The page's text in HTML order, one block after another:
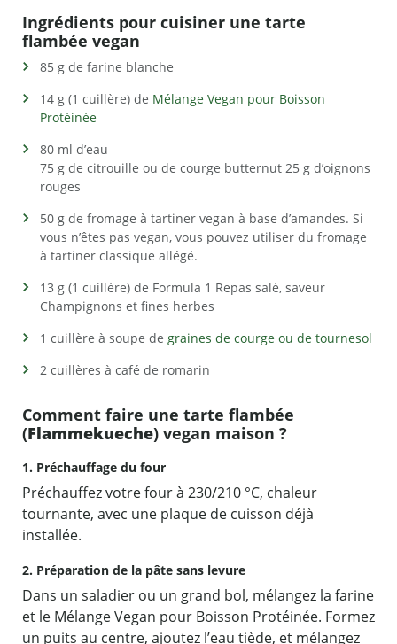
Ingrédients pour cuisiner une tarte
flambée vegan
85 g de farine blanche
14 g (1 cuillère) de Mélange Vegan pour Boisson
Protéinée
80 ml d’eau
75 g de citrouille ou de courge butternut 25 g d’oignons
rouges
50 g de fromage à tartiner vegan à base d’amandes. Si
vous n’êtes pas vegan, vous pouvez utiliser du fromage
à tartiner classique allégé.
13 g (1 cuillère) de Formula 1 Repas salé, saveur
Champignons et fines herbes
1 cuillère à soupe de graines de courge ou de tournesol
2 cuillères à café de romarin
Comment faire une tarte flambée
(Flammekueche) vegan maison ?
1. Préchauffage du four
Préchauffez votre four à 230/210 °C, chaleur
tournante, avec une plaque de cuisson déjà
installée.
2. Préparation de la pâte sans levure
Dans un saladier ou un grand bol, mélangez la farine
et le Mélange Vegan pour Boisson Protéinée. Formez
un puits au centre, ajoutez l’eau tiède, et mélangez